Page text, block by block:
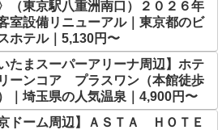
（東京駅八重洲南口）２０２６年
室設備リニューアル｜東京都のビ
ホテル｜5,130円〜
いたまスーパーアリーナ周辺】ホテ
ーンコア プラスワン（本館徒歩
｜埼玉県の人気温泉｜4,900円〜
京ドーム周辺】ＡＳＴＡ ＨＯＴＥ